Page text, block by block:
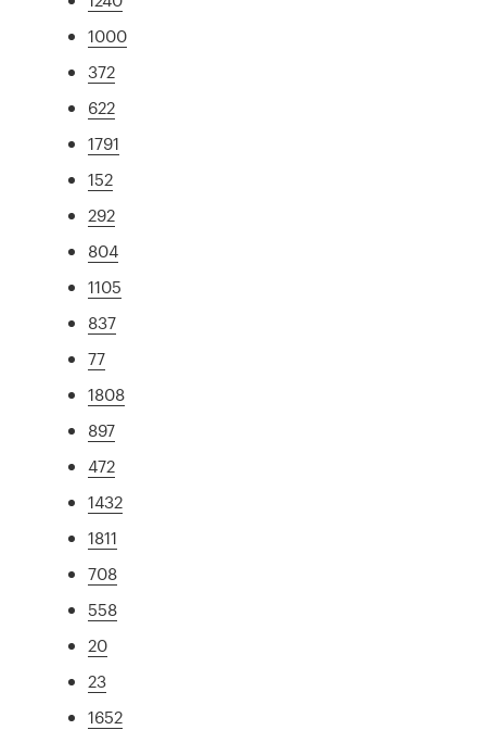
1000
372
622
1791
152
292
804
1105
837
77
1808
897
472
1432
1811
708
558
20
23
1652